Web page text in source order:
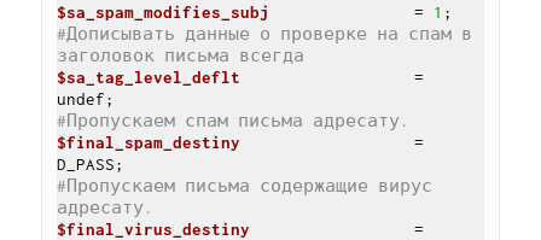
$sa_spam_modifies_subj
               =
1
#Дописывать данные о проверке на спам в
заголовок письма всегда
$sa_tag_level_deflt
                  =
#Пропускаем спам письма адресату.
$final_spam_destiny
                  =
#Пропускаем письма содержащие вирус
адресату.
$final_virus_destiny
                 =